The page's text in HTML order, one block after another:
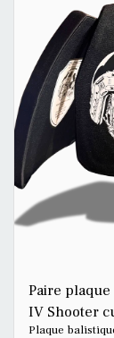
Paire
IV Shooter
Plaque